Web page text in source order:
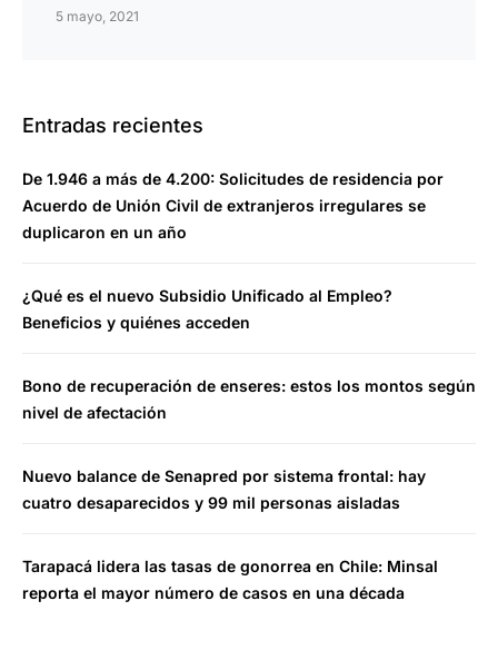
5 mayo, 2021
Entradas recientes
De 1.946 a más de 4.200: Solicitudes de residencia por
Acuerdo de Unión Civil de extranjeros irregulares se
duplicaron en un año
¿Qué es el nuevo Subsidio Unificado al Empleo?
Beneficios y quiénes acceden
Bono de recuperación de enseres: estos los montos según
nivel de afectación
Nuevo balance de Senapred por sistema frontal: hay
cuatro desaparecidos y 99 mil personas aisladas
Tarapacá lidera las tasas de gonorrea en Chile: Minsal
reporta el mayor número de casos en una década